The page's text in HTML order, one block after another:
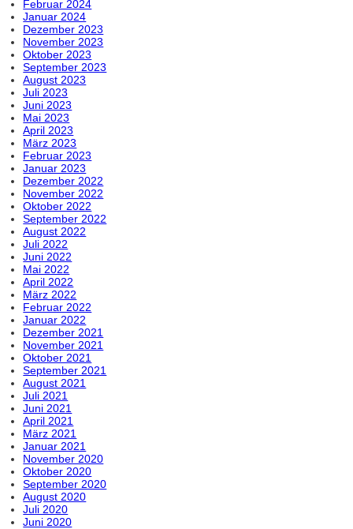
Februar 2024
Januar 2024
Dezember 2023
November 2023
Oktober 2023
September 2023
August 2023
Juli 2023
Juni 2023
Mai 2023
April 2023
März 2023
Februar 2023
Januar 2023
Dezember 2022
November 2022
Oktober 2022
September 2022
August 2022
Juli 2022
Juni 2022
Mai 2022
April 2022
März 2022
Februar 2022
Januar 2022
Dezember 2021
November 2021
Oktober 2021
September 2021
August 2021
Juli 2021
Juni 2021
April 2021
März 2021
Januar 2021
November 2020
Oktober 2020
September 2020
August 2020
Juli 2020
Juni 2020